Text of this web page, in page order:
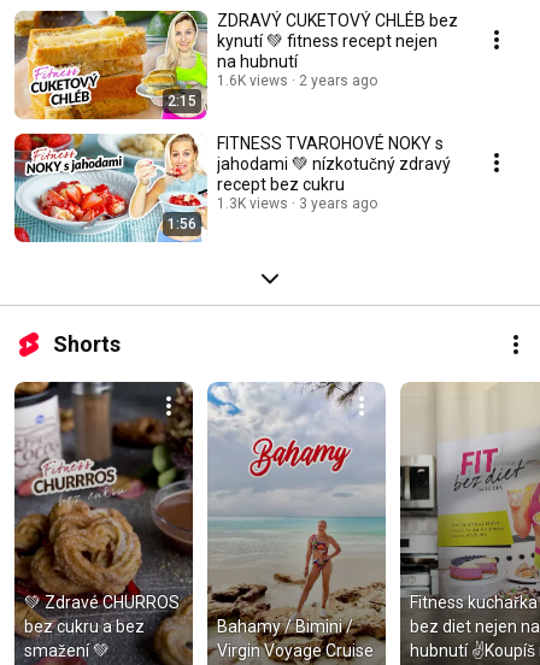
2:15
ZDRAVÝ CUKETOVÝ CHLÉB bez
kynutí 💚 fitness recept nejen
na hubnutí
1.6K views 2 years ago
1:56
FITNESS TVAROHOVÉ NOKY s
jahodami 💚 nízkotučný zdravý
recept bez cukru
1.3K views 3 years ago
Shorts
💚 Zdravé CHURROS
bez cukru a bez
smažení 💚
Bahamy / Bimini /
Virgin Voyage Cruise
Fitness kuchařka
bez diet nejen na
hubnutí ✌️Koupíš